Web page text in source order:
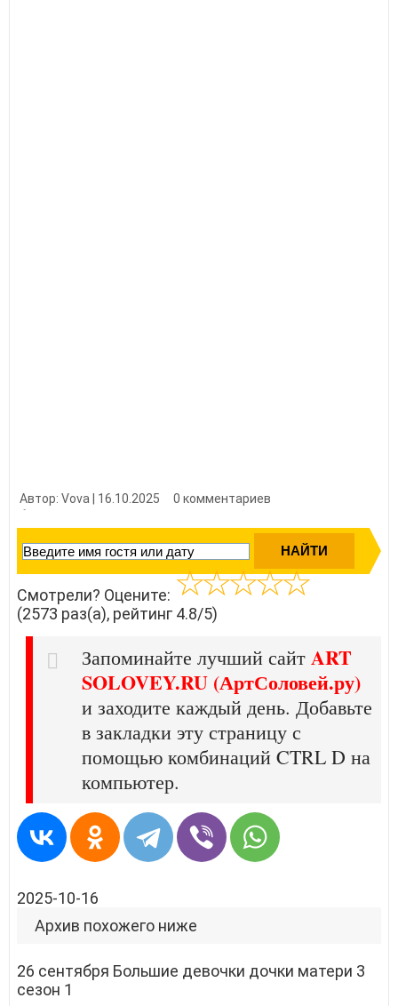
Автор: Vova | 16.10.2025
0 комментариев
Смотрели? Оцените:
(2573 раз(а), рейтинг 4.8/5)
Запоминайте лучший сайт ART
SOLOVEY.RU (АртСоловей.ру)
и заходите каждый день. Добавьте
в закладки эту страницу с
помощью комбинаций CTRL D на
компьютер.
2025-10-16
Архив похожего ниже
26 сентября Большие девочки дочки матери 3
сезон 1